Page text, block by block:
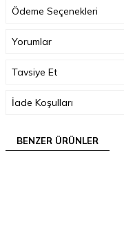
Ödeme Seçenekleri
Yorumlar
Tavsiye Et
İade Koşulları
BENZER ÜRÜNLER